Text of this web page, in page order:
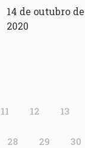
14 de outubro de
2020
11 12 13
28 29 30